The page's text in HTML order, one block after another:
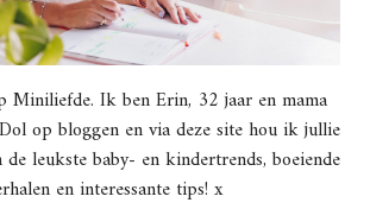
Miniliefde. Ik ben Erin, 32 jaar en mama
op bloggen en via deze site hou ik jullie
leukste baby- en kindertrends, boeiende
en interessante tips! x